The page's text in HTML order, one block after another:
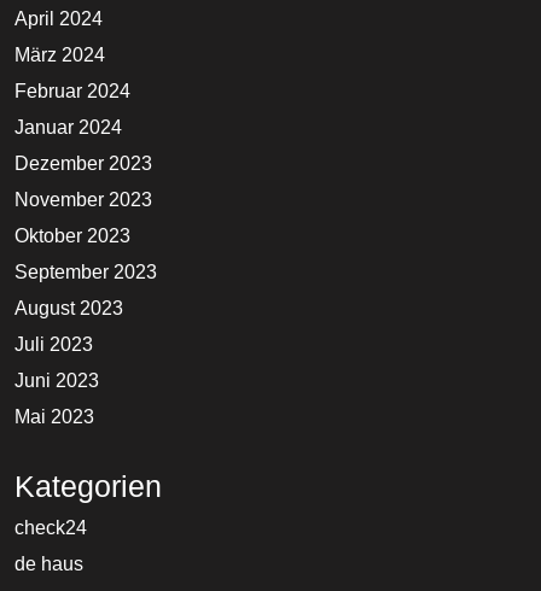
April 2024
März 2024
Februar 2024
Januar 2024
Dezember 2023
November 2023
Oktober 2023
September 2023
August 2023
Juli 2023
Juni 2023
Mai 2023
Kategorien
check24
de haus